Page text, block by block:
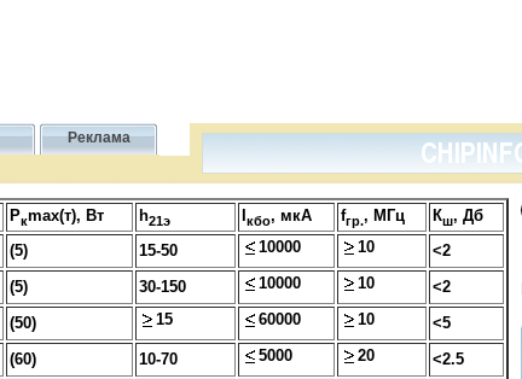
Реклама
Pкmax(т), Вт h21э кбо, мкА fгр., МГц Кш, Дб
(5) 15-50 10000 10
<2
(5) 30-150 10000 10
<2
(50) 15 60000 10
<5
(60) 10-70 5000 20 <2.5